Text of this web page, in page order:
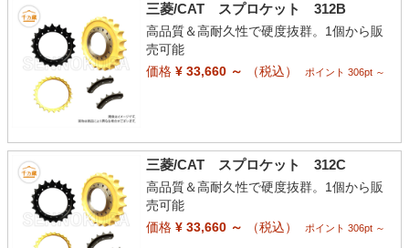
三菱/CAT スプロケット 312B
高品質＆高耐久性で硬度抜群。1個から販
売可能
価格¥ 33,660 ～ （税込） ポイント 306pt ～
三菱/CAT スプロケット 312C
高品質＆高耐久性で硬度抜群。1個から販
売可能
価格¥ 33,660 ～ （税込） ポイント 306pt ～